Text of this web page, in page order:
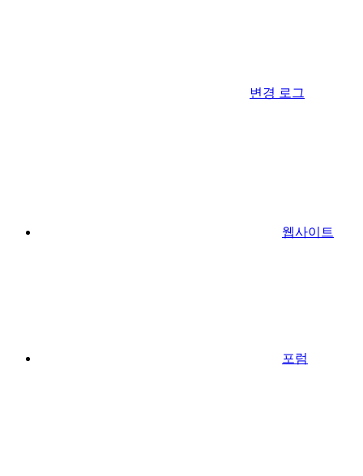
변경 로그
웹사이트
포럼